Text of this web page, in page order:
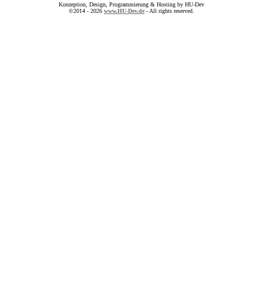
Konzeption, Design, Programmierung & Hosting by HU-Dev
©2014 - 2026 www.HU-Dev.de - All rights reserved.